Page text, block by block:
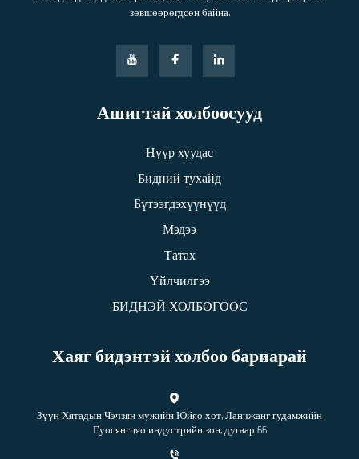
зөвшөөрөгдсөн байна.
Ашигтай холбоосууд
Нүүр хуудас
Бидний тухайд
Бүтээгдэхүүнүүд
Мэдээ
Татах
Үйлчилгээ
БИДНЭЙ ХОЛБОГООС
Хаяг бидэнтэй холбоо бариарай
Зүүн Хятадын Чэчзян мужийн Юйяо хот, Ланчжанг гудамжийн
Гуосянгцяо индустрийн зон, дугаар 66